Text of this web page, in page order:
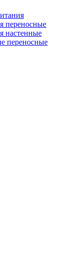
переносные
настенные
переносные